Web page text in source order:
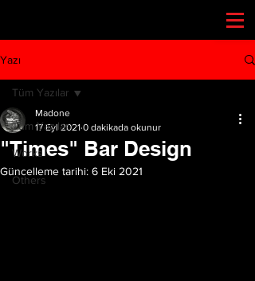
Yazı
Tüm Yazılar
Works
Others
Tüm Yazılar
"Times" Bar Design
Madone
17 Eyl 2021 0 dakikada okunur
Güncelleme tarihi: 6 Eki 2021